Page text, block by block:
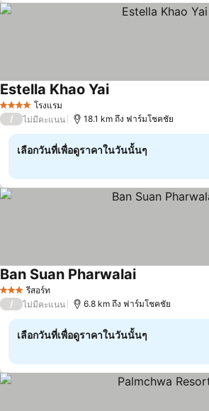
4 ดาว โรงแรม
Estella Khao Yaiดูราคา
/ ไม่มีคะแนน 18.1 km ถึง ฟาร์มโชคชัย
เลือกวันที่เพื่อดูราคาในวันนั้นๆ
3 ดาว รีสอร์ท
Ban Suan Pharwalaiดูราคา
/ ไม่มีคะแนน 6.8 km ถึง ฟาร์มโชคชัย
เลือกวันที่เพื่อดูราคาในวันนั้นๆ